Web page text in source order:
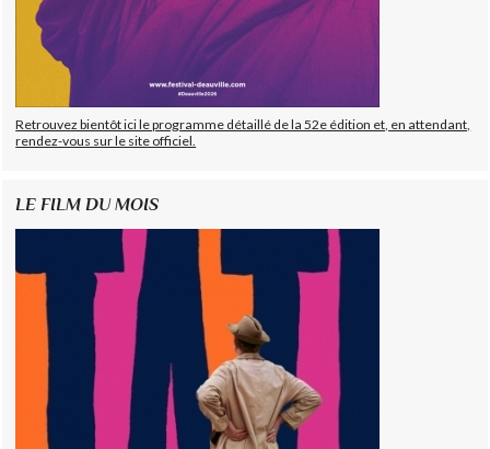
Retrouvez bientôt ici le programme détaillé de la 52e édition et, en attendant,
rendez-vous sur le site officiel.
LE FILM DU MOIS